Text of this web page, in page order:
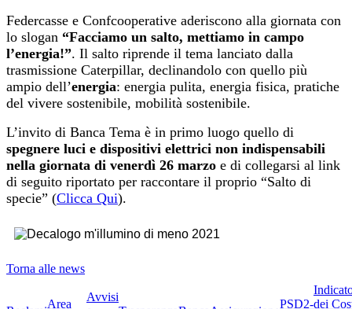
Federcasse e Confcooperative aderiscono alla giornata con
lo slogan “Facciamo un salto, mettiamo in campo
l’energia!”. Il salto riprende il tema lanciato dalla
trasmissione Caterpillar, declinandolo con quello più
ampio dell’energia: energia pulita, energia fisica, pratiche
del vivere sostenibile, mobilità sostenibile.
L’invito di Banca Tema è in primo luogo quello di
spegnere luci e dispositivi elettrici non indispensabili
nella giornata di venerdì 26 marzo e di collegarsi al link
di seguito riportato per raccontare il proprio “Salto di
specie” (Clicca Qui).
Torna alle news
Area
Avvisi
PSD2-dei